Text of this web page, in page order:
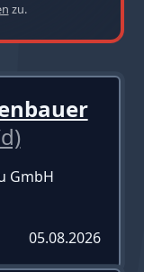
zu.
GmbH
05.08.2026